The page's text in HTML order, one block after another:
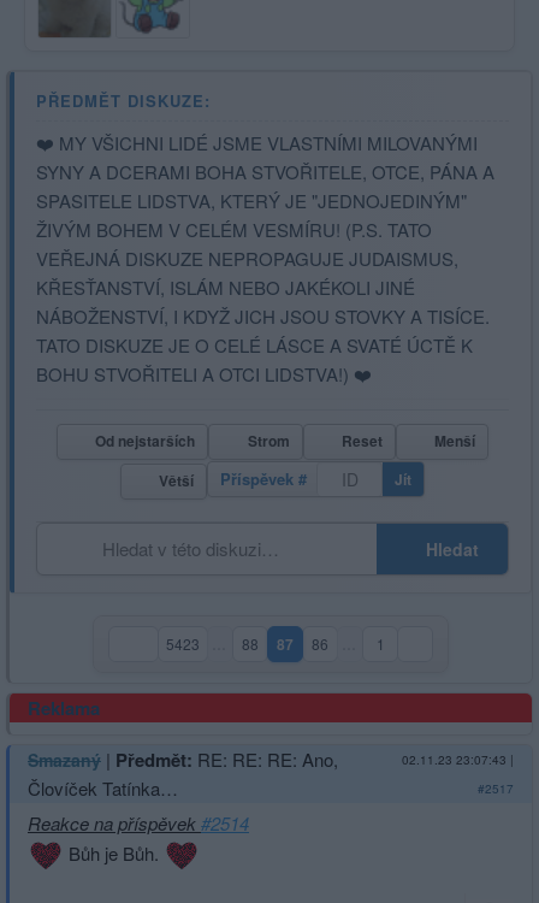
PŘEDMĚT DISKUZE:
❤️ MY VŠICHNI LIDÉ JSME VLASTNÍMI MILOVANÝMI
SYNY A DCERAMI BOHA STVOŘITELE, OTCE, PÁNA A
SPASITELE LIDSTVA, KTERÝ JE "JEDNOJEDINÝM"
ŽIVÝM BOHEM V CELÉM VESMÍRU! (P.S. TATO
VEŘEJNÁ DISKUZE NEPROPAGUJE JUDAISMUS,
KŘESŤANSTVÍ, ISLÁM NEBO JAKÉKOLI JINÉ
NÁBOŽENSTVÍ, I KDYŽ JICH JSOU STOVKY A TISÍCE.
TATO DISKUZE JE O CELÉ LÁSCE A SVATÉ ÚCTĚ K
BOHU STVOŘITELI A OTCI LIDSTVA!) ❤️
Od nejstarších Strom Reset
Menší
Větší
Příspěvek # Jít
Hledat
5423 88 87(aktuální strana)
86 1
Reklama
Smazaný | Předmět: RE: RE: RE: Ano,
Človíček Tatínka…
02.11.23 23:07:43 |
#2517
Reakce na příspěvek#2514
Bůh je Bůh.